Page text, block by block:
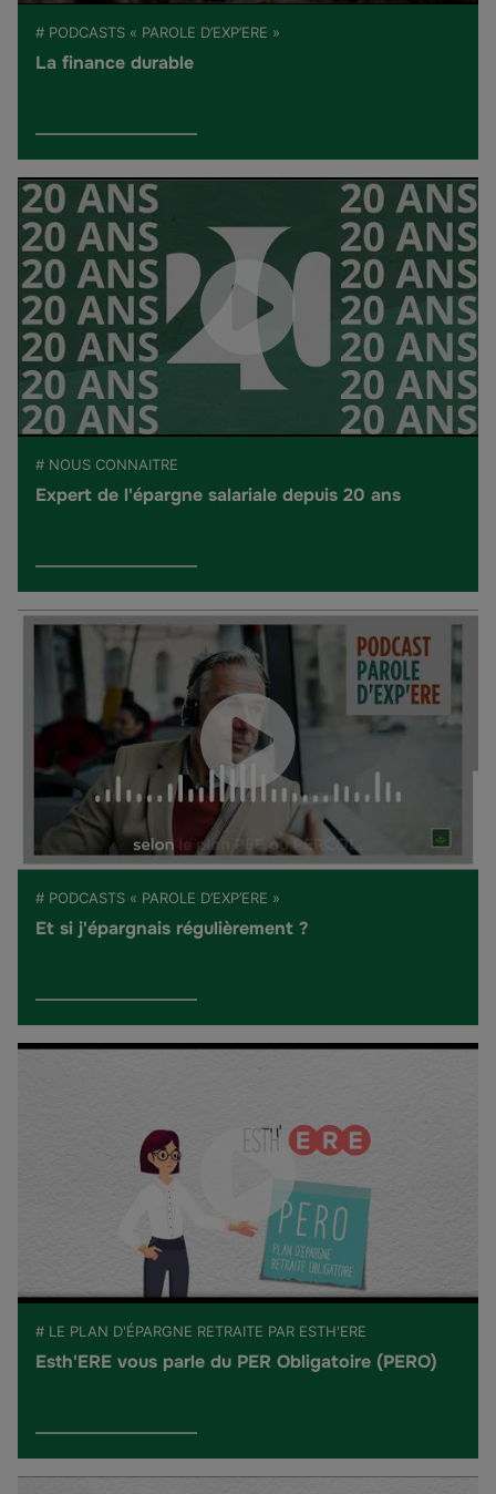
# PODCASTS « PAROLE D’EXP’ERE »
La finance durable
# NOUS CONNAITRE
Expert de l'épargne salariale depuis 20 ans
# PODCASTS « PAROLE D’EXP’ERE »
Et si j'épargnais régulièrement ?
# LE PLAN D'ÉPARGNE RETRAITE PAR ESTH'ERE
Esth'ERE vous parle du PER Obligatoire (PERO)